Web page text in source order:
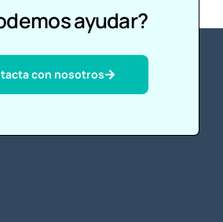
ayudar?
con nosotros